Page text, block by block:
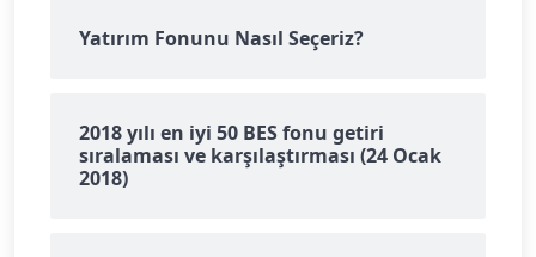
Yatırım Fonunu Nasıl Seçeriz?
2018 yılı en iyi 50 BES fonu getiri
sıralaması ve karşılaştırması (24 Ocak
2018)